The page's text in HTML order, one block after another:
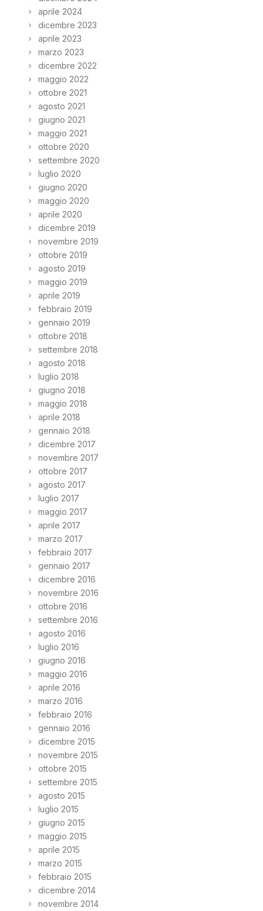
aprile 2024
dicembre 2023
aprile 2023
marzo 2023
dicembre 2022
maggio 2022
ottobre 2021
agosto 2021
giugno 2021
maggio 2021
ottobre 2020
settembre 2020
luglio 2020
giugno 2020
maggio 2020
aprile 2020
dicembre 2019
novembre 2019
ottobre 2019
agosto 2019
maggio 2019
aprile 2019
febbraio 2019
gennaio 2019
ottobre 2018
settembre 2018
agosto 2018
luglio 2018
giugno 2018
maggio 2018
aprile 2018
gennaio 2018
dicembre 2017
novembre 2017
ottobre 2017
agosto 2017
luglio 2017
maggio 2017
aprile 2017
marzo 2017
febbraio 2017
gennaio 2017
dicembre 2016
novembre 2016
ottobre 2016
settembre 2016
agosto 2016
luglio 2016
giugno 2016
maggio 2016
aprile 2016
marzo 2016
febbraio 2016
gennaio 2016
dicembre 2015
novembre 2015
ottobre 2015
settembre 2015
agosto 2015
luglio 2015
giugno 2015
maggio 2015
aprile 2015
marzo 2015
febbraio 2015
dicembre 2014
novembre 2014